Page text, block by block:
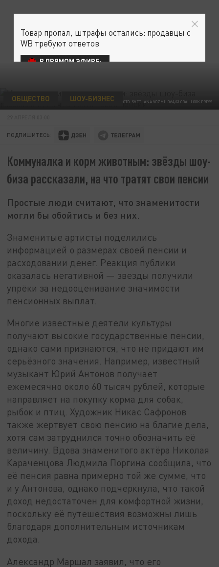
ФОТО: SVETLANA VOZMILOVA/GLOBAL LOOK PRESS
ОБЩЕСТВО ШОУ-БИЗНЕС
ПОДПИШИТЕСЬ:
Коммуналка и корм животным: звёзды шоу-
биза рассказали, на что тратят свои пенсии
Простые люди считают, что знаменитости
могли бы обойтись и без них.
Знаменитые артисты поделились
информацией о размерах своей пенсии и
расходовании денег. Реакция публики
оказалась негативной — звезды получили
упрёки за недооценивание значимости
пенсионных выплат.
Многие известные деятели культуры
получают высокие государственные пенсии,
однако сами признаются, что не придают им
серьёзного значения. Например, известный
музыкант Юрий Антонов получает
ежемесячно около 60 тысяч рублей, которые
направляет на покупку корма для собак,
рыбок и птиц. Художник Никас Сафронов
также жертвует свою пенсию на благие дела,
хотя сам затруднился точно обозначить её
величину. Вдова знаменитого актёра Николая
Караченцова Людмила Поргина сообщила, что
её пенсия равна примерно той же сумме, что
и у Антонова, однако подчеркнула, что такой
доход недостаточен для комфортной жизни,
поскольку её путешествия возможны лишь
благодаря дополнительным источникам
дохода.
Александр Маршал заявил, что его
Товар пропал, штрафы остались: продавцы с
WB требуют ответов
В ПРЯМОМ ЭФИРЕ: